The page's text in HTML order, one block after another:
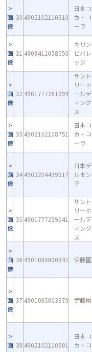
画
像
30 4902102110310
日本コ
カ・コ
ーラ
画
像
31 4909411058050
キリン
ビバレ
ッジ
画
像
32 4901777261099
サント
リーホ
ールデ
ィング
ス
画
像
33 4902102108751
日本コ
カ・コ
ーラ
画
像
34 4902204439517
日本デ
ルモン
テ
画
像
35 4901777259041
サント
リーホ
ールデ
ィング
ス
画
像
36 4901085000847 伊藤園
画
像
37 4901085003879 伊藤園
画 38 4902102110501
日本コ
カ・コ